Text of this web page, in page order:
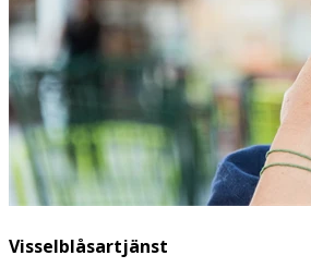
Visselblåsartjänst